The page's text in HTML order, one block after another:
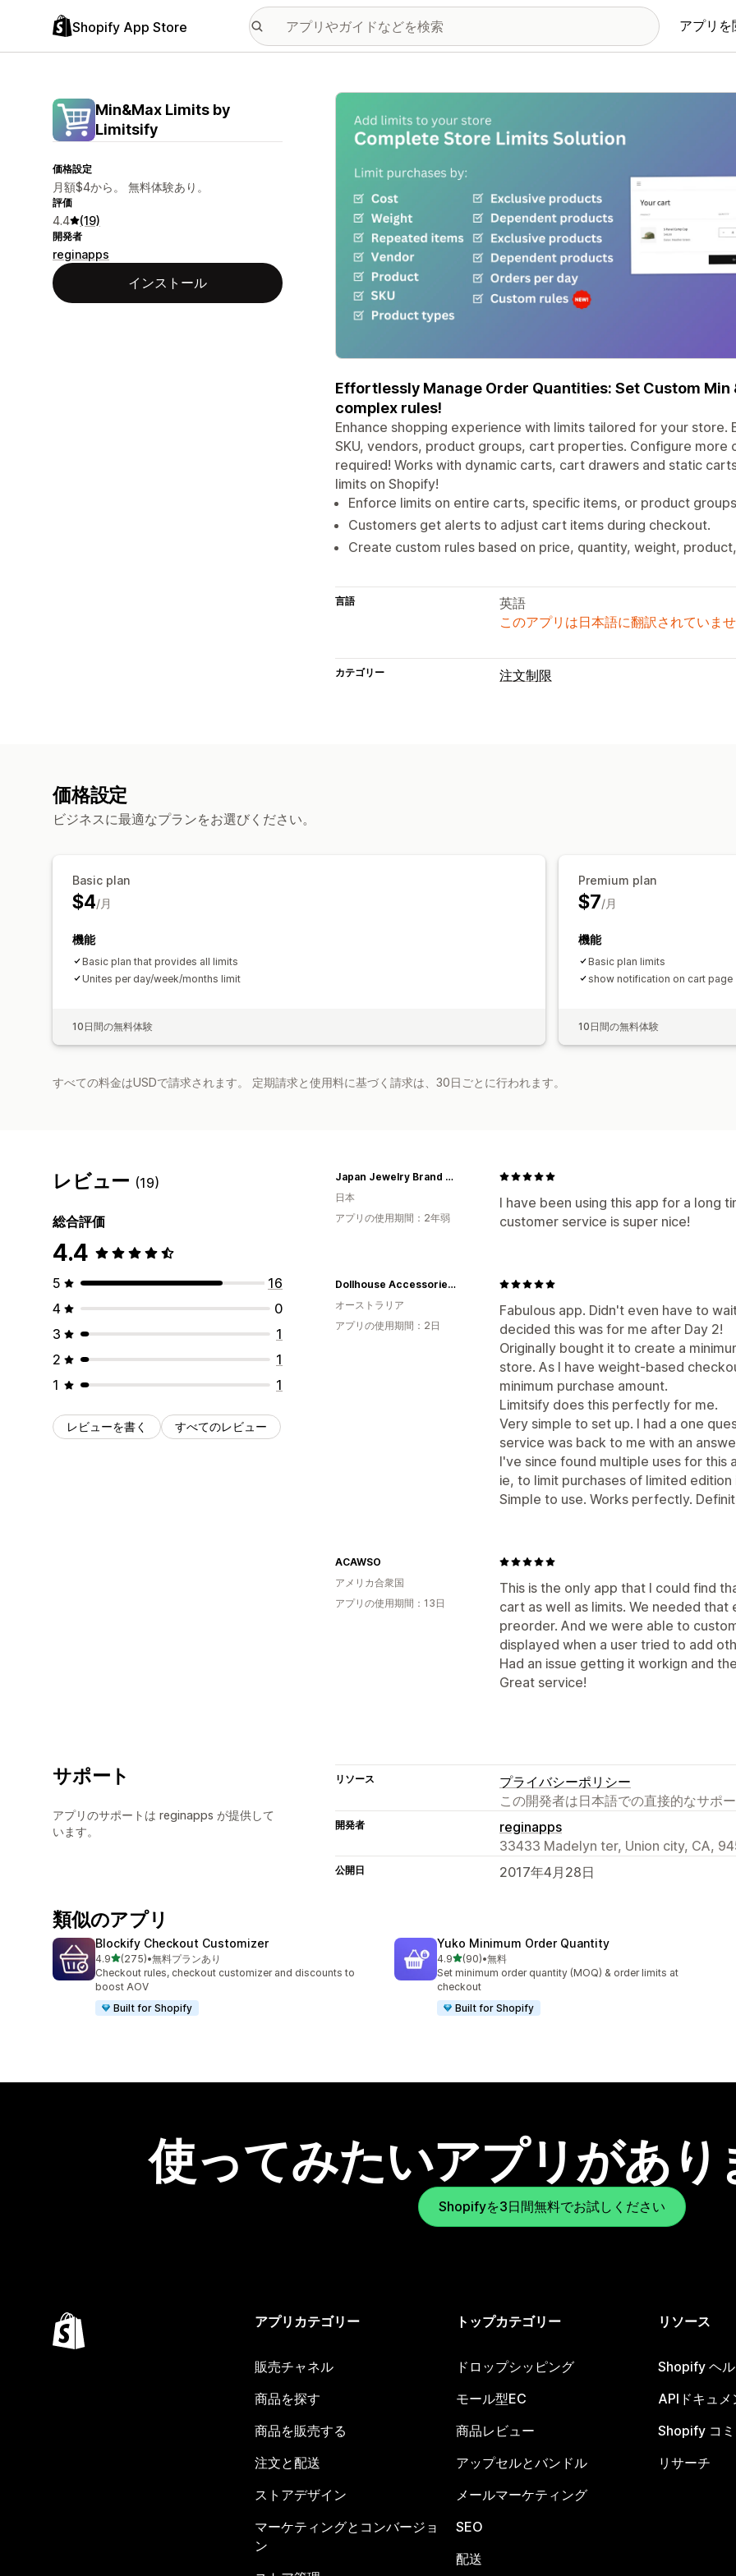
Shopify App Store アプリを
Min&Max Limits by
Limitsify
価格設定
月額$4から。 無料体験あり。
評価
4.4 (19)
開発者
reginapps
インストール
特集の画像ギャラリー
Effortlessly Manage Order Quantities: Set Custom
complex rules!
Enhance shopping experience with limits tailored for your store.
SKU, vendors, product groups, cart properties. Configure more
required! Works with dynamic carts, cart drawers and static
limits on Shopify!
Enforce limits on entire carts, specific items, or product groups
Customers get alerts to adjust cart items during checkout.
Create custom rules based on price, quantity, weight,
言語
英語
このアプリは日本語に翻訳されていま
カテゴリー 注文制限
価格設定
ビジネスに最適なプランをお選びください。
Basic plan
$4/月
機能
Basic plan that provides all limits
Unites per day/week/months limit
10日間の無料体験
Premium plan
$7/月
機能
Basic plan limits
show notification on cart page
10日間の無料体験
すべての料金はUSDで請求されます。 定期請求と使用料に基づく請求は、30日ごとに行われます。
レビュー (19)
総合評価
4.4
5
16
4
0
3
1
2
1
1
1
レビューを書く すべてのレビュー
I have been using this app for a long
customer service is super nice!
Japan Jewelry Brand Q-pot. International Online Shop
日本
アプリの使用期間：2年弱
Fabulous app. Didn't even have to
decided this was for me after Day 2!
Originally bought it to create a
store. As I have weight-based
minimum purchase amount.
Limitsify does this perfectly for me.
Very simple to set up. I had a one
service was back to me with an
I've since found multiple uses for this
ie, to limit purchases of limited
Simple to use. Works perfectly.
Dollhouse Accessories Australia
オーストラリア
アプリの使用期間：2日
This is the only app that I could find
cart as well as limits. We needed
preorder. And we were able to
displayed when a user tried to add
Had an issue getting it workign and
Great service!
ACAWSO
アメリカ合衆国
アプリの使用期間：13日
サポート
アプリのサポートは reginapps が提供して
います。
リソース
プライバシーポリシー
この開発者は日本語での直接的なサポ
開発者
reginapps
33433 Madelyn ter, Union city, CA,
公開日 2017年4月28日
類似のアプリ
Blockify Checkout Customizer
4.95つ星中
(275)
合計レビュー数：275件
•無料プランあり
Checkout rules, checkout customizer and discounts to
boost AOV
Built for Shopify
Yuko Minimum Order Quantity
4.95つ星中
(90)
合計レビュー数：90件
•無料
Set minimum order quantity (MOQ) & order limits at
checkout
Built for Shopify
使ってみたいアプリがあり
Shopifyを3日間無料でお試しください
アプリカテゴリー
販売チャネル
商品を探す
商品を販売する
注文と配送
ストアデザイン
マーケティングとコンバージョ
ン
トップカテゴリー
ドロップシッピング
モール型EC
商品レビュー
アップセルとバンドル
メールマーケティング
SEO
配送
リソース
Shopify ヘ
APIドキュメ
Shopify コ
リサーチ